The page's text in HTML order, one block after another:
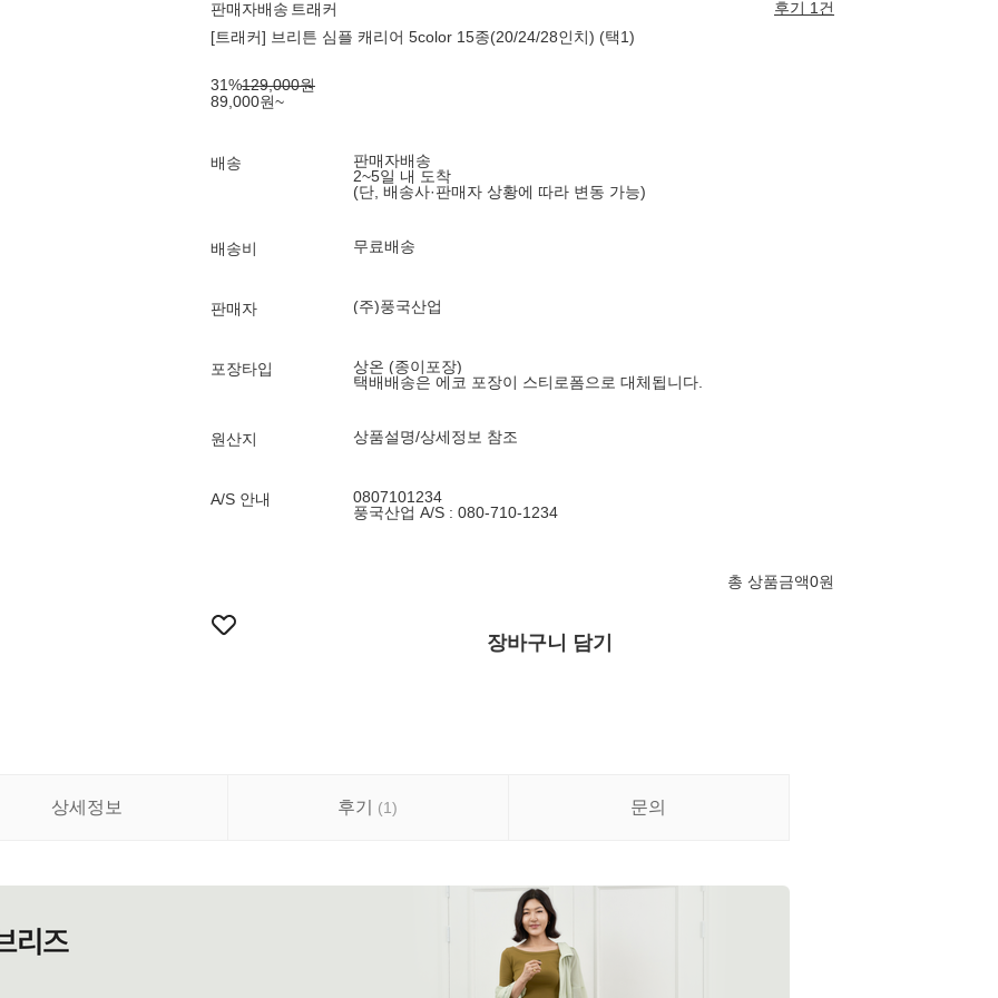
판매자배송 트래커
후기 1건
[트래커] 브리튼 심플 캐리어 5color 15종(20/24/28인치) (택1)
31%129,000원
89,000원~
배송
판매자배송
2~5일 내 도착
(단, 배송사·판매자 상황에 따라 변동 가능)
배송비 무료배송
판매자 (주)풍국산업
포장타입
상온 (종이포장)
택배배송은 에코 포장이 스티로폼으로 대체됩니다.
원산지 상품설명/상세정보 참조
A/S 안내
0807101234
풍국산업 A/S : 080-710-1234
총 상품금액0원
장바구니 담기
상세정보 후기 (1) 문의